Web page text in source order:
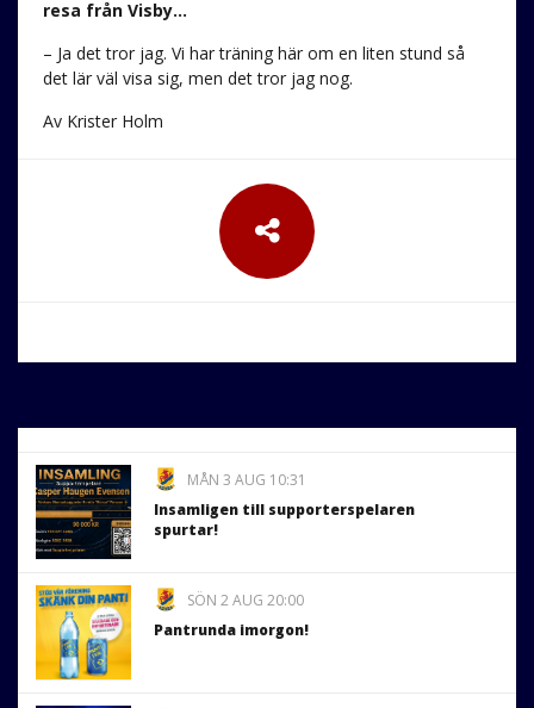
resa från Visby…
– Ja det tror jag. Vi har träning här om en liten stund så
det lär väl visa sig, men det tror jag nog.
Av Krister Holm
MÅN 3 AUG 10:31
Insamligen till supporterspelaren
spurtar!
SÖN 2 AUG 20:00
Pantrunda imorgon!